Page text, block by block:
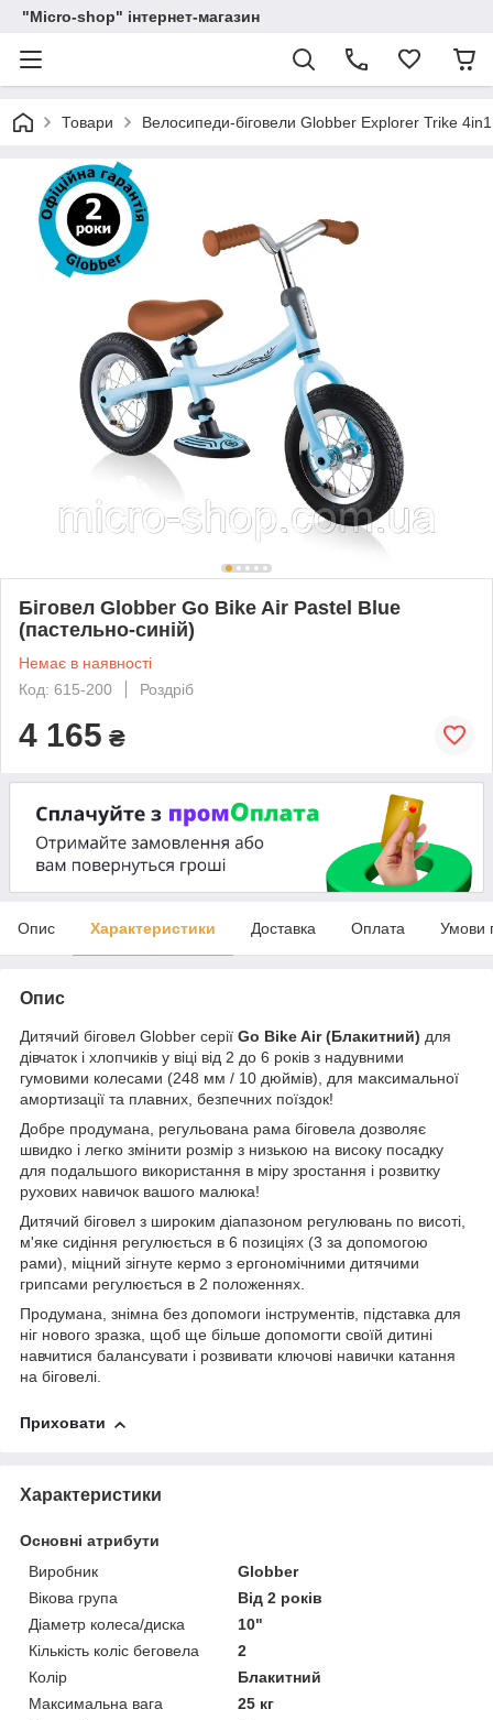
"Micro-shop" інтернет-магазин
Товари Велосипеди-біговели Globber Explorer Trike
Біговел Globber Go Bike Air Pastel Blue
(пастельно-синій)
Немає в наявності
Код: 615-200
Роздріб
4 165 ₴
Опис Характеристики Доставка Оплата Умови
Опис
Дитячий біговел Globber серії Go Bike Air (Блакитний) для
дівчаток і хлопчиків у віці від 2 до 6 років з надувними
гумовими колесами (248 мм / 10 дюймів), для максимальної
амортизації та плавних, безпечних поїздок!
Добре продумана, регульована рама біговела дозволяє
швидко і легко змінити розмір з низькою на високу посадку
для подальшого використання в міру зростання і розвитку
рухових навичок вашого малюка!
Дитячий біговел з широким діапазоном регулювань по висоті,
м'яке сидіння регулюється в 6 позиціях (3 за допомогою
рами), міцний зігнуте кермо з ергономічними дитячими
грипсами регулюється в 2 положеннях.
Продумана, знімна без допомоги інструментів, підставка для
ніг нового зразка, щоб ще більше допомогти своїй дитині
навчитися балансувати і розвивати ключові навички катання
на біговелі.
Приховати
Характеристики
Основні атрибути
Виробник
Globber
Вікова група
Від 2 років
Діаметр колеса/диска
10"
Кількість коліс беговела
2
Колір
Блакитний
Максимальна вага
25 кг